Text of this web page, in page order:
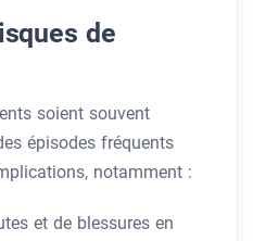
de
soient souvent
épisodes fréquents
notamment :
et de blessures en